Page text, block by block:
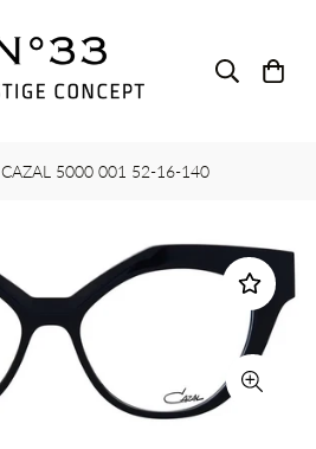
CAZAL 5000 001 52-16-140